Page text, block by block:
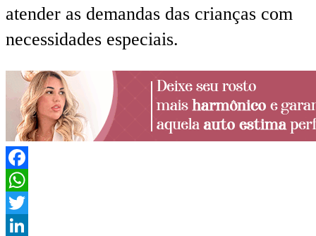
atender as demandas das crianças com
necessidades especiais.
Facebook
WhatsApp
Twitter